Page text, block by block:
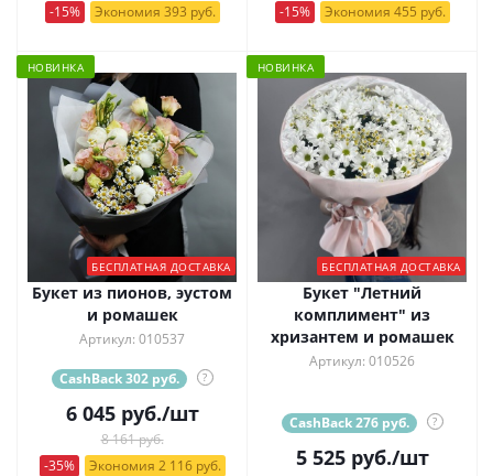
-15% Экономия 393 руб. -15% Экономия 455 руб.
НОВИНКА
БЕСПЛАТНАЯ ДОСТАВКА
Букет из пионов, эустом
и ромашек
Артикул: 010537
CashBack 302 руб. ?
6 045руб./шт
8 161 руб.
-35%
Экономия 2 116 руб.
НОВИНКА
БЕСПЛАТНАЯ ДОСТАВКА
Букет "Летний
комплимент" из
хризантем и ромашек
Артикул: 010526
CashBack 276 руб. ?
5 525руб./шт